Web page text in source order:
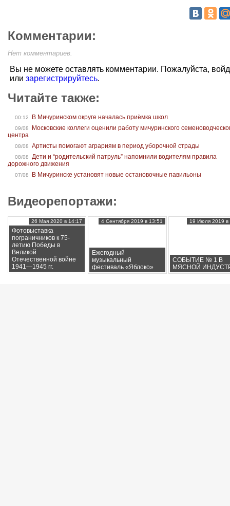
Комментарии:
Нет комментариев.
Вы не можете оставлять комментарии. Пожалуйста,
или зарегистрируйтесь.
Читайте также:
00:12 В Мичуринском округе началась приёмка школ
09/08
Московские коллеги оценили работу мичуринского
центра
08/08 Артисты помогают аграриям в период уборочной страды
08/08
Дети и “родительский патруль” напомнили водителям правила
дорожного движения
07/08 В Мичуринске установят новые остановочные павильоны
Видеорепортажи:
Фотовыставка
пограничников к 75-
летию Победы в
Великой
Отечественной войне
1941—1945 гг.
26 Мая 2020 в 14:17
Ежегодный
музыкальный
фестиваль «Яблоко»
4 Сентября 2019 в 13:51
СОБЫТИЕ № 1 В
МЯСНОЙ
19 Июля 2019 в